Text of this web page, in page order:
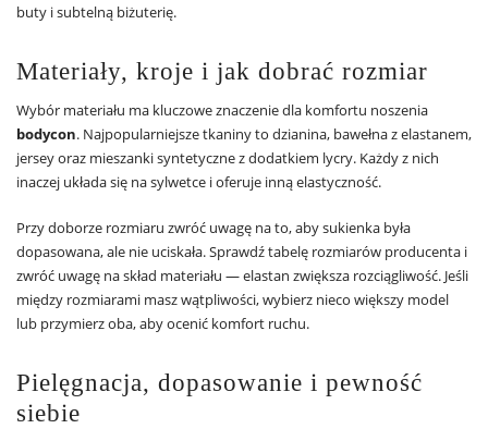
buty i subtelną biżuterię.
Materiały, kroje i jak dobrać rozmiar
Wybór materiału ma kluczowe znaczenie dla komfortu noszenia
bodycon. Najpopularniejsze tkaniny to dzianina, bawełna z elastanem,
jersey oraz mieszanki syntetyczne z dodatkiem lycry. Każdy z nich
inaczej układa się na sylwetce i oferuje inną elastyczność.
Przy doborze rozmiaru zwróć uwagę na to, aby sukienka była
dopasowana, ale nie uciskała. Sprawdź tabelę rozmiarów producenta i
zwróć uwagę na skład materiału — elastan zwiększa rozciągliwość. Jeśli
między rozmiarami masz wątpliwości, wybierz nieco większy model
lub przymierz oba, aby ocenić komfort ruchu.
Pielęgnacja, dopasowanie i pewność
siebie